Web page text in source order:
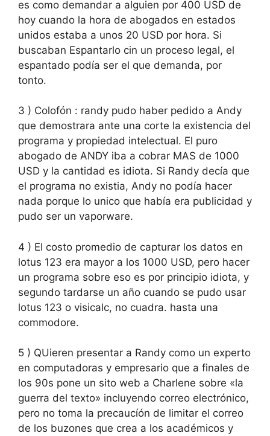
es como demandar a alguien por 400 USD de
hoy cuando la hora de abogados en estados
unidos estaba a unos 20 USD por hora. Si
buscaban Espantarlo cin un proceso legal, el
espantado podía ser el que demanda, por
tonto.
3 ) Colofón : randy pudo haber pedido a Andy
que demostrara ante una corte la existencia del
programa y propiedad intelectual. El puro
abogado de ANDY iba a cobrar MAS de 1000
USD y la cantidad es idiota. Si Randy decía que
el programa no existia, Andy no podía hacer
nada porque lo unico que había era publicidad y
pudo ser un vaporware.
4 ) El costo promedio de capturar los datos en
lotus 123 era mayor a los 1000 USD, pero hacer
un programa sobre eso es por principio idiota, y
segundo tardarse un año cuando se pudo usar
lotus 123 o visicalc, no cuadra. hasta una
commodore.
5 ) QUieren presentar a Randy como un experto
en computadoras y empresario que a finales de
los 90s pone un sito web a Charlene sobre «la
guerra del texto» incluyendo correo electrónico,
pero no toma la precaucíón de limitar el correo
de los buzones que crea a los académicos y